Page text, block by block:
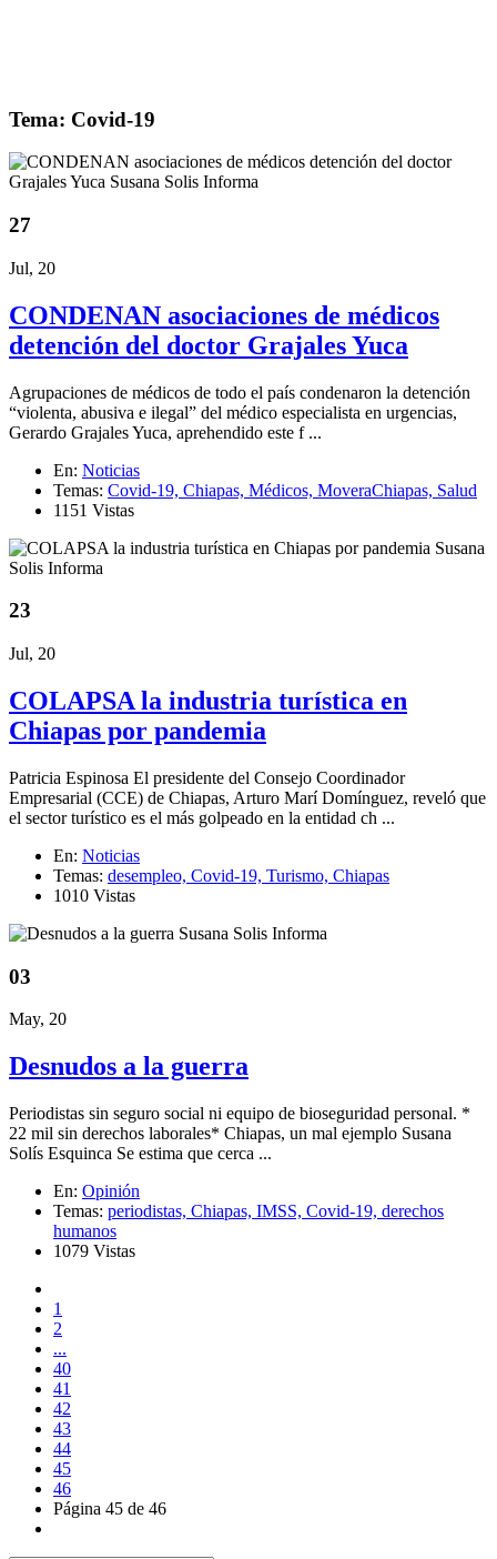
Tema: Covid-19
27
Jul, 20
CONDENAN asociaciones de médicos
detención del doctor Grajales Yuca
Agrupaciones de médicos de todo el país condenaron la detención
“violenta, abusiva e ilegal” del médico especialista en urgencias,
Gerardo Grajales Yuca, aprehendido este f ...
En: Noticias
Temas: Covid-19, Chiapas, Médicos, MoveraChiapas, Salud
1151 Vistas
23
Jul, 20
COLAPSA la industria turística en
Chiapas por pandemia
Patricia Espinosa El presidente del Consejo Coordinador
Empresarial (CCE) de Chiapas, Arturo Marí Domínguez, reveló que
el sector turístico es el más golpeado en la entidad ch ...
En: Noticias
Temas: desempleo, Covid-19, Turismo, Chiapas
1010 Vistas
03
May, 20
Desnudos a la guerra
Periodistas sin seguro social ni equipo de bioseguridad personal. *
22 mil sin derechos laborales* Chiapas, un mal ejemplo Susana
Solís Esquinca Se estima que cerca ...
En: Opinión
Temas: periodistas, Chiapas, IMSS, Covid-19, derechos
humanos
1079 Vistas
1
2
...
40
41
42
43
44
45
46
Página 45 de 46